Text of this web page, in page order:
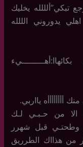
تبكي”ألللله يخليك
يدوروني الللله
أأأأأأأأه يااربي.
الا من حـبـي لـك
وطحتـي قبل شهرر
هذااك الطرريق